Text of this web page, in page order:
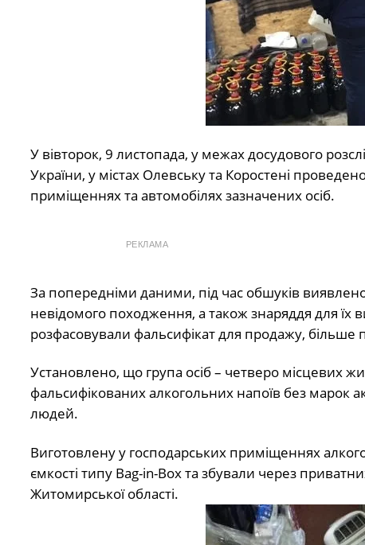
У вівторок, 9 листопада, у межах досудового
України, у містах Олевську та Коростені
приміщеннях та автомобілях зазначених осіб.
РЕКЛАМА
За попередніми даними, під час обшуків
невідомого походження, а також знаряддя для їх
розфасовували фальсифікат для продажу, більше
Установлено, що група осіб – четверо місцевих
фальсифікованих алкогольних напоїв без марок
людей.
Виготовлену у господарських приміщеннях
ємкості типу Bag-in-Box та збували через
Житомирської області.